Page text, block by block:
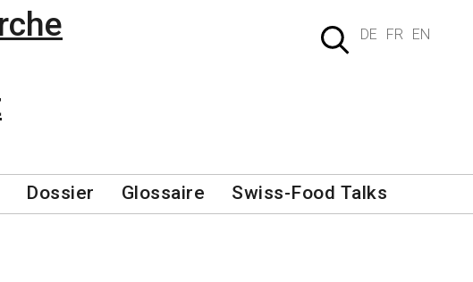
DE FR EN
Dossier Glossaire Swiss-Food Talks